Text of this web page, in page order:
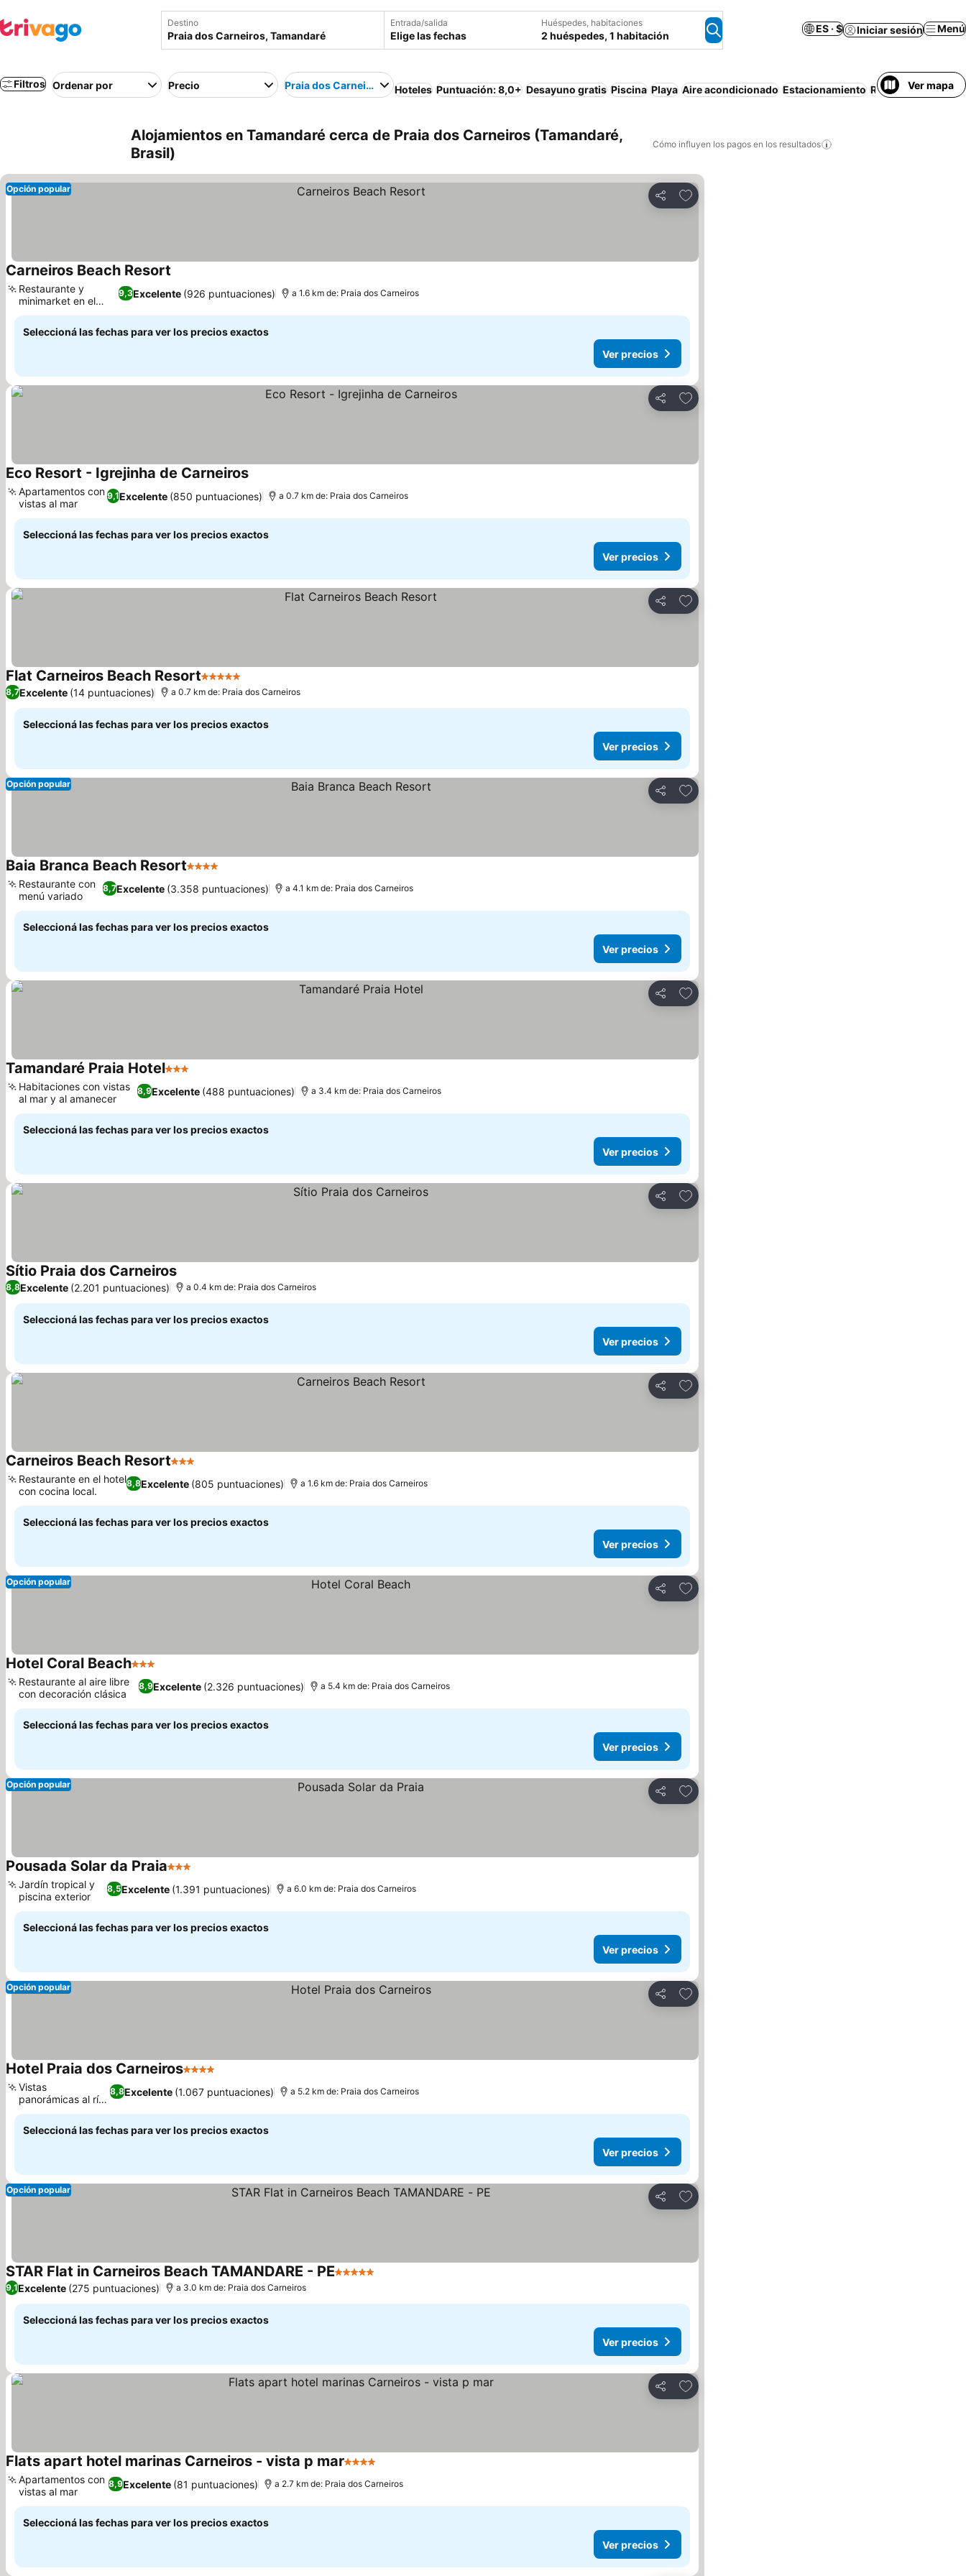
Destino Entrada/salida
Elige las fechas
Huéspedes, habitaciones
2 huéspedes, 1 habitación
ES · $ Iniciar sesión Menú
Filtros Ordenar por Precio Praia dos Carneiros Hoteles Puntuación: 8,0+ Desayuno gratis Piscina Playa Aire acondicionado Estacionamiento Resort Wi-Fi
Ver mapa
Alojamientos en Tamandaré cerca de Praia dos Carneiros (Tamandaré,
Brasil)
Cómo influyen los pagos en los resultados
Compartir
Añadir a favoritos
Opción popular
Carneiros Beach Resort
9,3Excelente (926 puntuaciones)
Restaurante y
minimarket en el
hotel
a 1.6 km de: Praia dos Carneiros
Seleccioná las fechas para ver los precios exactos
Ver precios
Compartir
Añadir a favoritos
Eco Resort - Igrejinha de CarneirosVer precios
9,1Excelente (850 puntuaciones)
Apartamentos con
vistas al mar
a 0.7 km de: Praia dos Carneiros
Seleccioná las fechas para ver los precios exactos
Ver precios
Compartir
Añadir a favoritos
Flat Carneiros Beach Resort5 Estrellas
8,7Excelente (14 puntuaciones) a 0.7 km de: Praia dos Carneiros
Seleccioná las fechas para ver los precios exactos
Ver precios
Compartir
Añadir a favoritos
Opción popular
Baia Branca Beach Resort4 Estrellas
8,7Excelente (3.358 puntuaciones)
Restaurante con
menú variado
a 4.1 km de: Praia dos Carneiros
Seleccioná las fechas para ver los precios exactos
Ver precios
Compartir
Añadir a favoritos
Tamandaré Praia Hotel3 Estrellas
8,9Excelente (488 puntuaciones)
Habitaciones con vistas
al mar y al amanecer
a 3.4 km de: Praia dos Carneiros
Seleccioná las fechas para ver los precios exactos
Ver precios
Compartir
Añadir a favoritos
Sítio Praia dos CarneirosVer precios
8,8Excelente (2.201 puntuaciones) a 0.4 km de: Praia dos Carneiros
Seleccioná las fechas para ver los precios exactos
Ver precios
Compartir
Añadir a favoritos
Carneiros Beach Resort3 Estrellas
8,8Excelente (805 puntuaciones)
Restaurante en el hotel
con cocina local.
a 1.6 km de: Praia dos Carneiros
Seleccioná las fechas para ver los precios exactos
Ver precios
Compartir
Añadir a favoritos
Opción popular
Hotel Coral Beach3 Estrellas
8,9Excelente (2.326 puntuaciones)
Restaurante al aire libre
con decoración clásica
a 5.4 km de: Praia dos Carneiros
Seleccioná las fechas para ver los precios exactos
Ver precios
Compartir
Añadir a favoritos
Opción popular
Pousada Solar da Praia3 Estrellas
8,5Excelente (1.391 puntuaciones)
Jardín tropical y
piscina exterior
a 6.0 km de: Praia dos Carneiros
Seleccioná las fechas para ver los precios exactos
Ver precios
Compartir
Añadir a favoritos
Opción popular
Hotel Praia dos Carneiros4 Estrellas
8,8Excelente (1.067 puntuaciones)
Vistas
panorámicas al río
y al mar
a 5.2 km de: Praia dos Carneiros
Seleccioná las fechas para ver los precios exactos
Ver precios
Compartir
Añadir a favoritos
Opción popular
STAR Flat in Carneiros Beach TAMANDARE - PE5 Estrellas
9,1Excelente (275 puntuaciones) a 3.0 km de: Praia dos Carneiros
Seleccioná las fechas para ver los precios exactos
Ver precios
Compartir
Añadir a favoritos
Flats apart hotel marinas Carneiros - vista p mar4 Estrellas
8,9Excelente (81 puntuaciones)
Apartamentos con
vistas al mar
a 2.7 km de: Praia dos Carneiros
Seleccioná las fechas para ver los precios exactos
Ver precios